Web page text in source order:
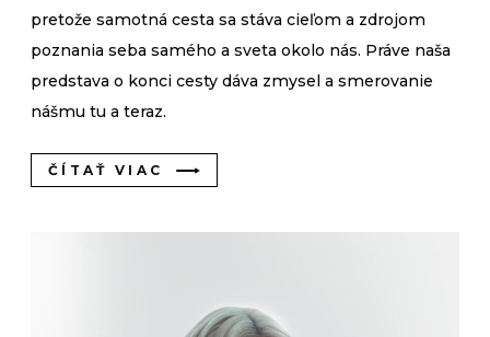
pretože samotná cesta sa stáva cieľom a zdrojom
poznania seba samého a sveta okolo nás. Práve naša
predstava o konci cesty dáva zmysel a smerovanie
nášmu tu a teraz.
ČÍTAŤ VIAC